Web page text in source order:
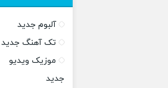
آلبوم جدید
تک آهنگ جدید
موزیک ویدیو
جدید